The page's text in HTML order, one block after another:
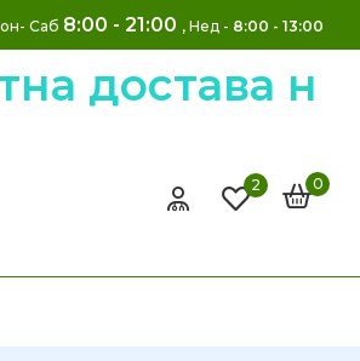
Саб 8:00 - 21:00 , Нед - 8:00 - 13:00
достава на
2 0